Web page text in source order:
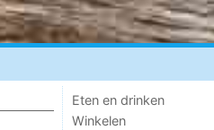
Eten en drinken
Winkelen